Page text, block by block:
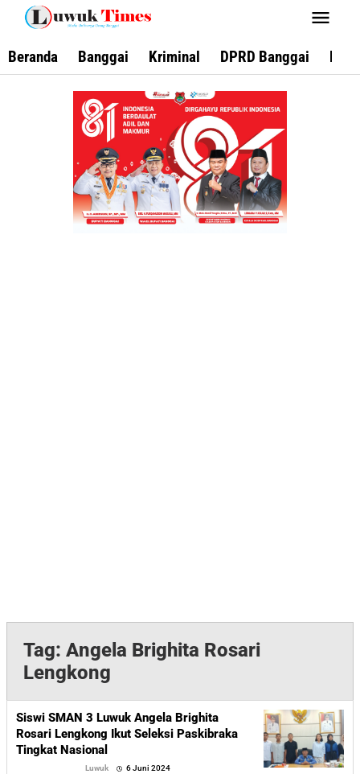
Lewati
konten
Beranda Banggai Kriminal DPRD Banggai
Tag: Angela Brighita Rosari
Lengkong
Siswi SMAN 3 Luwuk Angela Brighita
Rosari Lengkong Ikut Seleksi Paskibraka
Tingkat Nasional
Luwuk 6 Juni 2024